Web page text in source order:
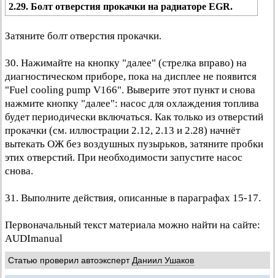
2.29. Болт отверстия прокачки на радиаторе EGR.
Затяните болт отверстия прокачки.
30. Нажимайте на кнопку "далее" (стрелка вправо) на
диагностическом приборе, пока на дисплее не появится
"Fuel cooling pump V166". Выверите этот пункт и снова
нажмите кнопку "далее": насос для охлаждения топлива
будет периодически включаться. Как только из отверстий
прокачки (см. иллюстрации 2.12, 2.13 и 2.28) начнёт
вытекать ОЖ без воздушных пузырьков, затяните пробки
этих отверстий. При необходимости запустите насос
снова.
31. Выполните действия, описанные в параграфах 15-17.
Первоначальный текст материала можно найти на сайте:
AUDImanual
Статью проверил автоэксперт Даниил Ушаков